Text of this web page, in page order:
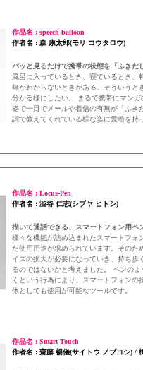
作品名 : speech balloon
作者名 : 森 康太郎(モリ コウタロウ)
パッと見るだけで携帯の状態を「ふきだ
風呂に入っているとき、寝ているとき、
無がわからないときがある。そういうと
分かる様にしたい。 まるで携帯にマン
姿で一目でメールや着信の有無が「ふき
詞で教えてくれている様な姿に愛着を持
作品名 : Locus-Pen
作者名 : 澁谷 仁志(シブヤ ヒトシ)
描いて通話できる、スマートフォン用ペ
様々な機能が詰め込まれたスマートフォ
た使用用途が求められています。そのた
イズの拡大が必要になっていき、持ち歩
るのではないかと考えました。 ペンの
くという行為により、スマートフォンの
体としても使用が可能なツールです。
作品名 : Smart Touch
作者名 : 齋藤 暢儀(サイトウ ノブヨシ) /